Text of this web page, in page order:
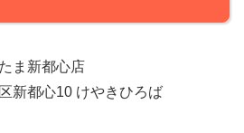
ま新都心店
新都心10 けやきひろば